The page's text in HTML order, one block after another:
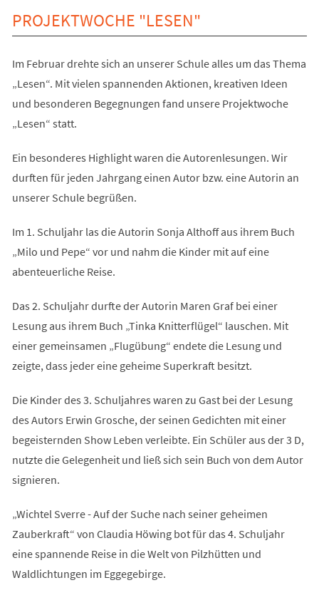
PROJEKTWOCHE "LESEN"
Im Februar drehte sich an unserer Schule alles um das Thema
„Lesen“. Mit vielen spannenden Aktionen, kreativen Ideen
und besonderen Begegnungen fand unsere Projektwoche
„Lesen“ statt.
Ein besonderes Highlight waren die Autorenlesungen. Wir
durften für jeden Jahrgang einen Autor bzw. eine Autorin an
unserer Schule begrüßen.
Im 1. Schuljahr las die Autorin Sonja Althoff aus ihrem Buch
„Milo und Pepe“ vor und nahm die Kinder mit auf eine
abenteuerliche Reise.
Das 2. Schuljahr durfte der Autorin Maren Graf bei einer
Lesung aus ihrem Buch „Tinka Knitterflügel“ lauschen. Mit
einer gemeinsamen „Flugübung“ endete die Lesung und
zeigte, dass jeder eine geheime Superkraft besitzt.
Die Kinder des 3. Schuljahres waren zu Gast bei der Lesung
des Autors Erwin Grosche, der seinen Gedichten mit einer
begeisternden Show Leben verleibte. Ein Schüler aus der 3 D,
nutzte die Gelegenheit und ließ sich sein Buch von dem Autor
signieren.
„Wichtel Sverre - Auf der Suche nach seiner geheimen
Zauberkraft“ von Claudia Höwing bot für das 4. Schuljahr
eine spannende Reise in die Welt von Pilzhütten und
Waldlichtungen im Eggegebirge.